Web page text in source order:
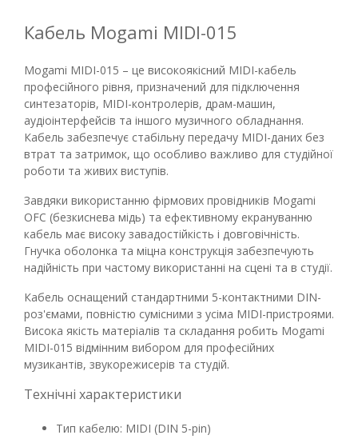
Кабель Mogami MIDI-015
Mogami MIDI-015 – це високоякісний MIDI-кабель
професійного рівня, призначений для підключення
синтезаторів, MIDI-контролерів, драм-машин,
аудіоінтерфейсів та іншого музичного обладнання.
Кабель забезпечує стабільну передачу MIDI-даних без
втрат та затримок, що особливо важливо для студійної
роботи та живих виступів.
Завдяки використанню фірмових провідників Mogami
OFC (безкиснева мідь) та ефективному екрануванню
кабель має високу завадостійкість і довговічність.
Гнучка оболонка та міцна конструкція забезпечують
надійність при частому використанні на сцені та в студії.
Кабель оснащений стандартними 5-контактними DIN-
роз'ємами, повністю сумісними з усіма MIDI-пристроями.
Висока якість матеріалів та складання робить Mogami
MIDI-015 відмінним вибором для професійних
музикантів, звукорежисерів та студій.
Технічні характеристики
Тип кабелю: MIDI (DIN 5-pin)